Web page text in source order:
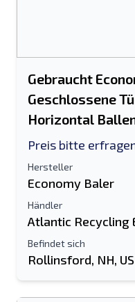
Gebraucht
Geschlossene
Horizontal
Preis bitte
Hersteller
Economy Baler
Händler
Atlantic Recycling
Befindet sich
Rollinsford, NH, US